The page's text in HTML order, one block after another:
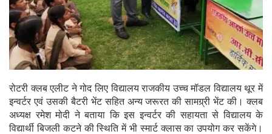
रोटरी क्लब एलीट ने गोद लिए विद्यालय राजकीय उच्च मॉडल विद्यालय थूर में
इन्वर्टर एवं उसकी बैटरी भेंट सहित अन्य जरूरत की सामग्र्री भेंट की। क्लब
अध्यक्ष रमेश मोदी ने बताया कि इस इन्वर्टर की सहायता से विद्यालय के
विद्यार्थी बिजली कटने की स्थिति में भी स्मार्ट क्लास का उपयोग कर सकेंगे।